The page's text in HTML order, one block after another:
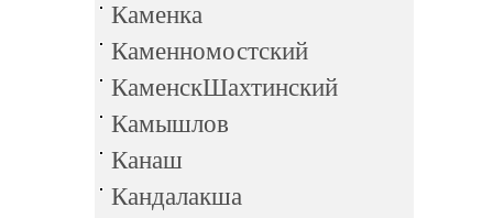
Каменка
Каменномостский
КаменскШахтинский
Камышлов
Канаш
Кандалакша